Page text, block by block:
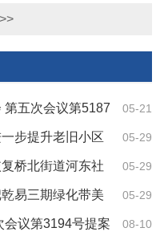
05-21
第五次会议第5187
05-29
步提升老旧小区
）答复 05-29
桥北街道河东社
号）答复 05-29
易三期绿化带美
号）答复 08-10
会议第3194号提案